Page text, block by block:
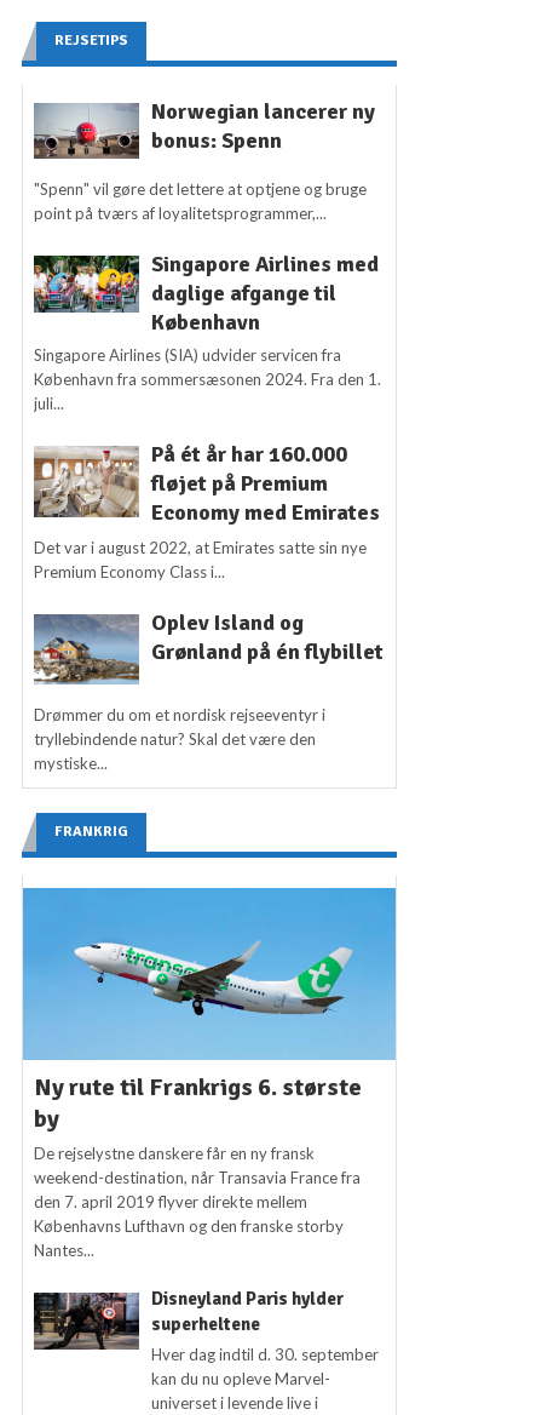
REJSETIPS
Norwegian lancerer ny
bonus: Spenn
"Spenn" vil gøre det lettere at optjene og bruge
point på tværs af loyalitetsprogrammer,...
Singapore Airlines med
daglige afgange til
København
Singapore Airlines (SIA) udvider servicen fra
København fra sommersæsonen 2024. Fra den 1.
juli...
På ét år har 160.000
fløjet på Premium
Economy med Emirates
Det var i august 2022, at Emirates satte sin nye
Premium Economy Class i...
Oplev Island og
Grønland på én flybillet
Drømmer du om et nordisk rejseeventyr i
tryllebindende natur? Skal det være den
mystiske...
FRANKRIG
Ny rute til Frankrigs 6. største
by
De rejselystne danskere får en ny fransk
weekend-destination, når Transavia France fra
den 7. april 2019 flyver direkte mellem
Københavns Lufthavn og den franske storby
Nantes...
Disneyland Paris hylder
superheltene
Hver dag indtil d. 30. september
kan du nu opleve Marvel-
universet i levende live i